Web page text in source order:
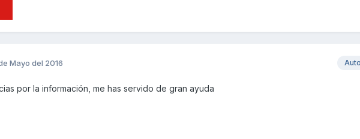
Mayo del 2016
por la información, me has servido de gran ayuda